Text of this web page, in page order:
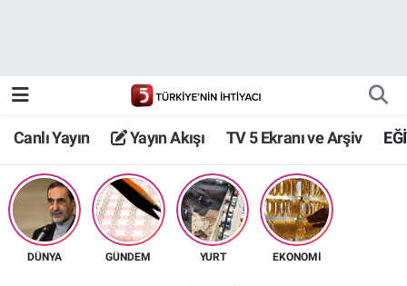
Canlı Yayın Yayın Akışı TV 5 Ekranı ve Arşiv
DÜNYA GÜNDEM YURT EKONOMİ
TV 5 Ekranı ve Arşiv